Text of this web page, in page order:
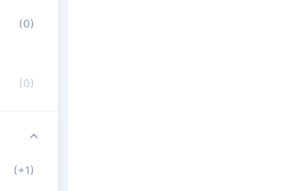
(0)
(0)
(+1)